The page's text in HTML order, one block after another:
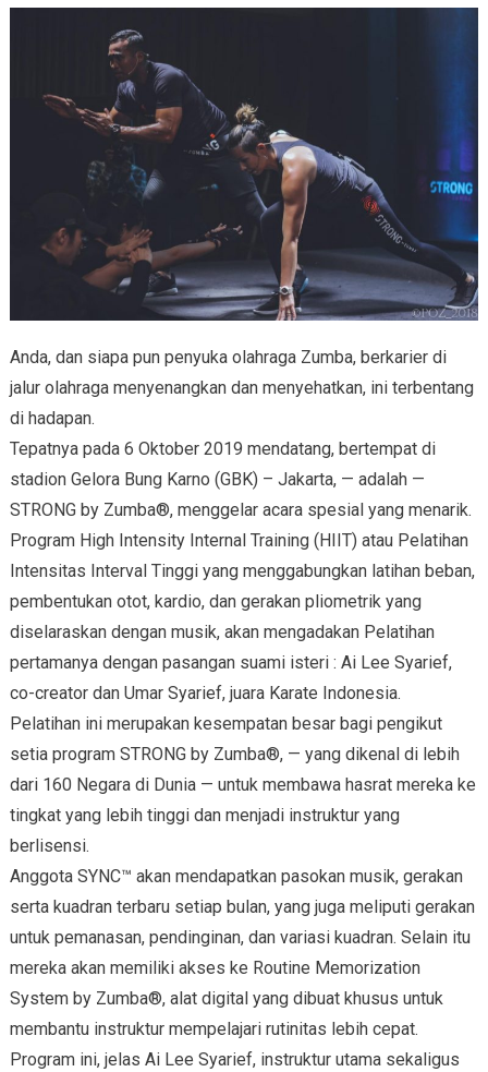
Anda, dan siapa pun penyuka olahraga Zumba, berkarier di
jalur olahraga menyenangkan dan menyehatkan, ini terbentang
di hadapan.
Tepatnya pada 6 Oktober 2019 mendatang, bertempat di
stadion Gelora Bung Karno (GBK) – Jakarta, — adalah —
STRONG by Zumba®, menggelar acara spesial yang menarik.
Program High Intensity Internal Training (HIIT) atau Pelatihan
Intensitas Interval Tinggi yang menggabungkan latihan beban,
pembentukan otot, kardio, dan gerakan pliometrik yang
diselaraskan dengan musik, akan mengadakan Pelatihan
pertamanya dengan pasangan suami isteri : Ai Lee Syarief,
co-creator dan Umar Syarief, juara Karate Indonesia.
Pelatihan ini merupakan kesempatan besar bagi pengikut
setia program STRONG by Zumba®, — yang dikenal di lebih
dari 160 Negara di Dunia — untuk membawa hasrat mereka ke
tingkat yang lebih tinggi dan menjadi instruktur yang
berlisensi.
Anggota SYNC™ akan mendapatkan pasokan musik, gerakan
serta kuadran terbaru setiap bulan, yang juga meliputi gerakan
untuk pemanasan, pendinginan, dan variasi kuadran. Selain itu
mereka akan memiliki akses ke Routine Memorization
System by Zumba®, alat digital yang dibuat khusus untuk
membantu instruktur mempelajari rutinitas lebih cepat.
Program ini, jelas Ai Lee Syarief, instruktur utama sekaligus